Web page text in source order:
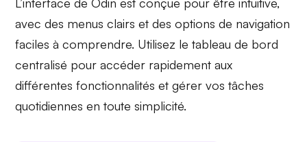
avec des menus clairs et desoptions de navigation
faciles à comprendre. Utilisez letableau de bord
centralisé pour accéder rapidement aux
différentes fonctionnalités et gérer vos tâches
quotidiennes en toute simplicité.